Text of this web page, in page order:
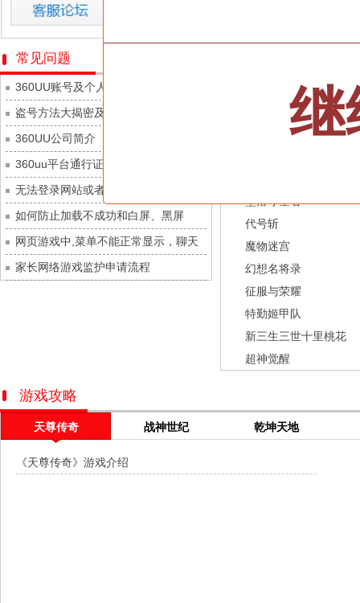
少年名将
每日新服
寻龙英雄
每日新服
今日 10:00点
魔物迷宫
城防三国志
每日新服
九梦仙域
每日新服
豌豆大作战
每日新服
灵魂序章
每日新服
冒险守护
每日新服
绝地苍穹
每日新服
今日 10:00点
代号斩
每日新服
今日 10:00点
异星战舰
每日新服
今日 10:00点
天空的魔幻城
斩魔问道
每日新服
今日 10:00点
灵魂契约
每日新服
今日 10:00点
山海经异兽录 每日新服
常见问题
360UU账号及个人资料游戏数据安全
盗号方法大揭密及防范措施？
360UU公司简介
360uu平台通行证用户服务协议和相关
的条款和条件
无法登录网站或者看不到游戏列表的解
决方法
如何防止加载不成功和白屏、黑屏
网页游戏中,菜单不能正常显示，聊天
及其它功能不能正常使用的解决办法
家长网络游戏监护申请流程
忍术大作战-山海封神
黎明召唤
龙之战歌
坠落守望者
代号斩
魔物迷宫
幻想名将录
征服与荣耀
特勤姬甲队
新三生三世十里桃花
超神觉醒
游戏攻略
天尊传奇 战神世纪 乾坤天地
《天尊传奇》游戏介绍
继